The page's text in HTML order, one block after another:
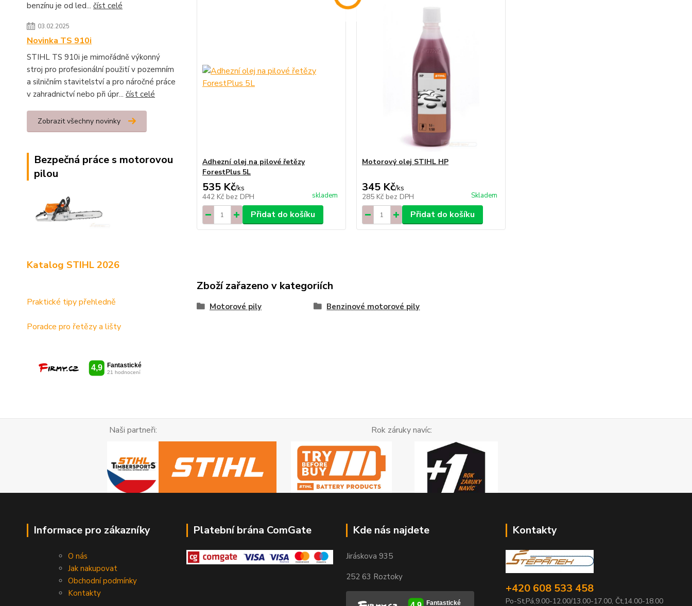
benzínu je od led... číst celé
03.02.2025
Novinka TS 910i
STIHL TS 910i je mimořádně výkonný
stroj pro profesionální použití v pozemním
a silničním stavitelství a pro náročné práce
v zahradnictví nebo při úpr... číst celé
Zobrazit všechny novinky
Bezpečná práce s motorovou
pilou
Katalog STIHL 2026
Praktické tipy přehledně
Poradce pro řetězy a lišty
Adhezní olej na pilové řetězy
ForestPlus 5L
535 Kč/ks
442 Kč bez DPH skladem
Přidat do košíku
Motorový olej STIHL HP
345 Kč/ks
285 Kč bez DPH Skladem
Přidat do košíku
Zboží zařazeno v kategoriích
Motorové pily Benzinové motorové pily
Naši partneři: Rok záruky navíc:
Informace pro zákazníky
O nás
Jak nakupovat
Obchodní podmínky
Kontakty
Platební brána ComGate Kde nás najdete
Jiráskova 935
252 63 Roztoky
Kontakty
+420 608 533 458
Po-St,Pá,9.00-12.00/13.00-17.00, Čt,14.00-18.00